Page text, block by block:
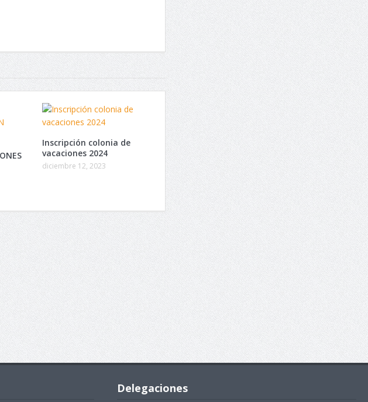
Inscripción colonia de
vacaciones 2024
diciembre 12, 2023
Delegaciones